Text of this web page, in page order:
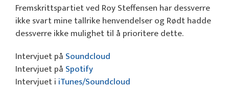
Fremskrittspartiet ved Roy Steffensen har dessverre
ikke svart mine tallrike henvendelser og Rødt hadde
dessverre ikke mulighet til å prioritere dette.
Intervjuet på Soundcloud
Intervjuet på Spotify
Intervjuet i iTunes/Soundcloud